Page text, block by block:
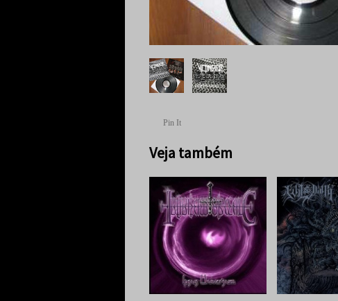
Pin It
Veja também